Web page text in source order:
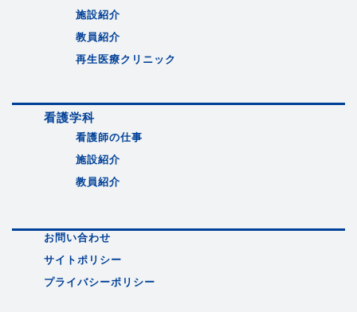
施設紹介
教員紹介
再生医療クリニック
看護学科
看護師の仕事
施設紹介
教員紹介
お問い合わせ
サイトポリシー
プライバシーポリシー